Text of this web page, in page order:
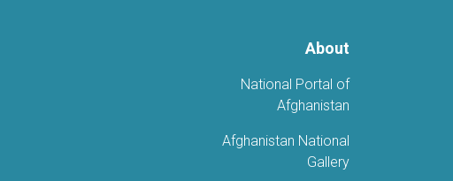
About
National Portal of
Afghanistan
Afghanistan National
Gallery